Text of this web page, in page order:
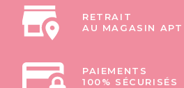
RETRAIT
AU MAGASIN
PAIEMENTS
100% SÉCURISÉS